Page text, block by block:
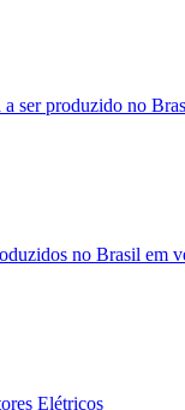
ser produzido no
no Brasil em
Elétricos